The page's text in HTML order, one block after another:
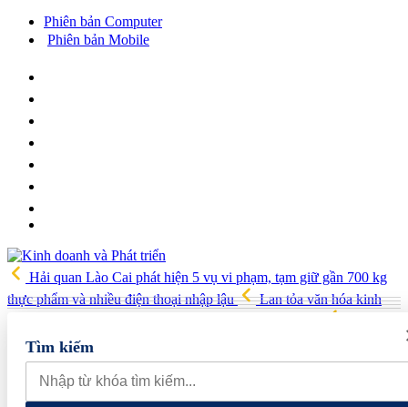
Phiên bản Computer
Phiên bản Mobile
Hải quan Lào Cai phát hiện 5 vụ vi phạm, tạm giữ gần 700 kg
thực phẩm và nhiều điện thoại nhập lậu
Lan tỏa văn hóa kinh
các cửa hàng rau củ quả sạch tại Hà Nội
đến nâng cao năng lực vận hành và quản trị rủi ro của doanh nghiệp
Tổng Bí thư, Chủ tịch nước: Hạ tầng phải được chuẩn bị cho
nền kinh tế tương lai
Tìm kiếm